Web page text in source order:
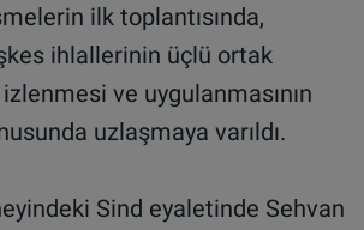
ilk toplantısında,
ihlallerinin üçlü ortak
ve uygulanmasının
uzlaşmaya varıldı.
Sind eyaletinde Sehvan